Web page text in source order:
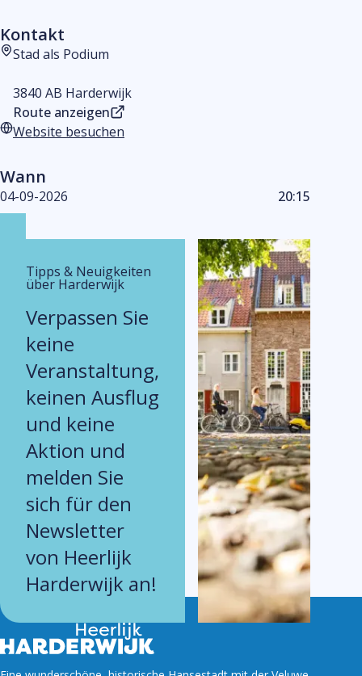
Kontakt
Stad als Podium
3840 AB Harderwijk
Route anzeigen
Website
Website besuchen
Wann
04-09-2026 20:15
Tipps & Neuigkeiten
über Harderwijk
Verpassen Sie
keine
Veranstaltung,
keinen Ausflug
und keine
Aktion und
melden Sie
sich für den
Newsletter
von Heerlijk
Harderwijk an!